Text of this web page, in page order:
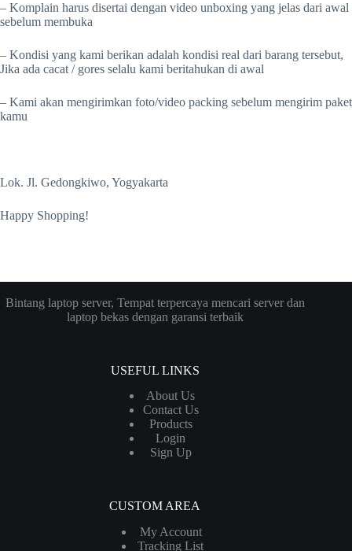
– Komplain harus disertai dengan video unboxing yang jelas dari awal
sebelum membuka
– Kondisi yang kami berikan adalah kondisi real dari barang tersebut,
Jika ada cacat / gores selalu kami beritahukan di awal
– Kami akan mengirimkan foto/video packing sebelum mengirim paket
kamu
Lok. Jl. Gedongkiwo, Yogyakarta
Happy Shopping!
Bintang laptop server, Tempat terpercaya mencari server dan
laptop bekas dengan garansi terbaik
USEFUL LINKS
About Us
Contact Us
Products
Login
Sign Up
CUSTOM AREA
My Account
Tracking List